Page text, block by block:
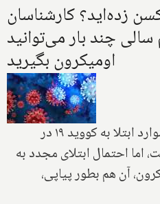
زده‌اید؟ کارشناسان
چند بار می‌توانید
اومیکرون بگیرید
کارشناسان می‌گویند اگرچه موارد ابتلا به کووید ۱۹‌ در
احتمال ابتلای مجدد به
آن هم بطور پیاپی،